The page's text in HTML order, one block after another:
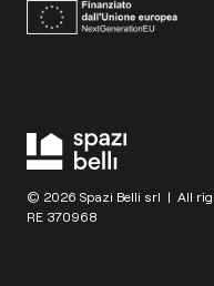
© 2026 Spazi Belli srl | All
RE 370968